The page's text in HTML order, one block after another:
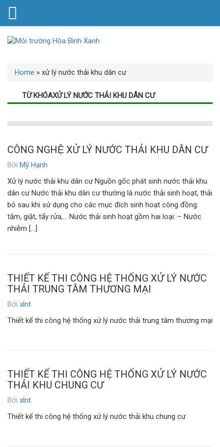
Home » xử lý nước thải khu dân cư
TỪ KHÓAXỬ LÝ NƯỚC THẢI KHU DÂN CƯ
CÔNG NGHỆ XỬ LÝ NƯỚC THẢI KHU DÂN CƯ
Bởi Mỹ Hạnh
Xử lý nước thải khu dân cư Nguồn gốc phát sinh nước thải khu
dân cư Nước thải khu dân cư thường là nước thải sinh hoạt, thải
bỏ sau khi sử dụng cho các mục đích sinh hoạt công đồng:
tắm, giặt, tẩy rửa,… Nước thải sinh hoạt gồm hai loại: – Nước
nhiễm […]
THIẾT KẾ THI CÔNG HỆ THỐNG XỬ LÝ NƯỚC
THẢI TRUNG TÂM THƯƠNG MẠI
Bởi xlnt
Thiết kế thi công hệ thống xử lý nước thải trung tâm thương mại
THIẾT KẾ THI CÔNG HỆ THỐNG XỬ LÝ NƯỚC
THẢI KHU CHUNG CƯ
Bởi xlnt
Thiết kế thi công hệ thống xử lý nước thải khu chung cư